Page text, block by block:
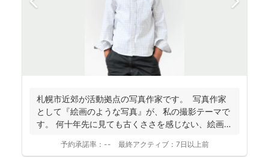
札幌市近郊が活動拠点の写真作家です。 写真作家
として『絵画のような写真』が、私の撮影テーマで
す。 何十年先に見ても古くささを感じない、絵画の
予約承諾率： -- 最終アクティブ： 7日以上前